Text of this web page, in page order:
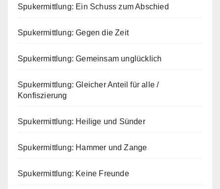
Spukermittlung: Ein Schuss zum Abschied
Spukermittlung: Gegen die Zeit
Spukermittlung: Gemeinsam unglücklich
Spukermittlung: Gleicher Anteil für alle /
Konfiszierung
Spukermittlung: Heilige und Sünder
Spukermittlung: Hammer und Zange
Spukermittlung: Keine Freunde